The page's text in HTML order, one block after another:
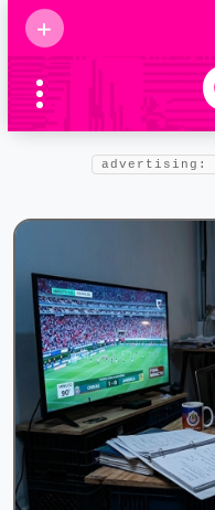
+
Supermamás
2025
Marcas de
confianza
Foro salud
advertising: